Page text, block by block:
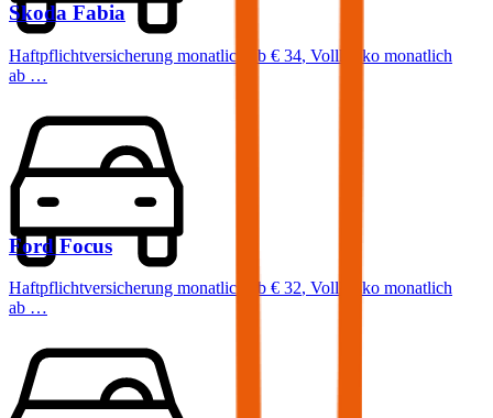
Skoda Fabia
Haftpflichtversicherung monatlich ab € 34, Vollkasko monatlich
ab …
Ford Focus
Haftpflichtversicherung monatlich ab € 32, Vollkasko monatlich
ab …